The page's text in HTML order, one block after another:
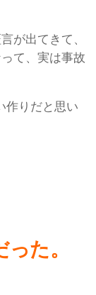
が出てきて、
て、実は事故
作りだと思い
た。